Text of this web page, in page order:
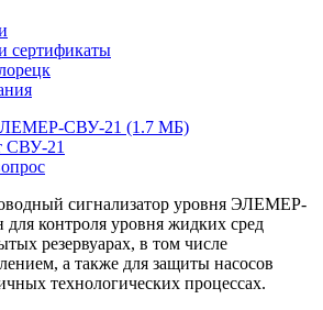
сертификаты
СВУ-21 (1.7 MБ)
СВУ-21
сигнализатор уровня ЭЛЕМЕР-
для контроля уровня жидких сред
резервуарах, в том числе
а также для защиты насосов
технологических процессах.